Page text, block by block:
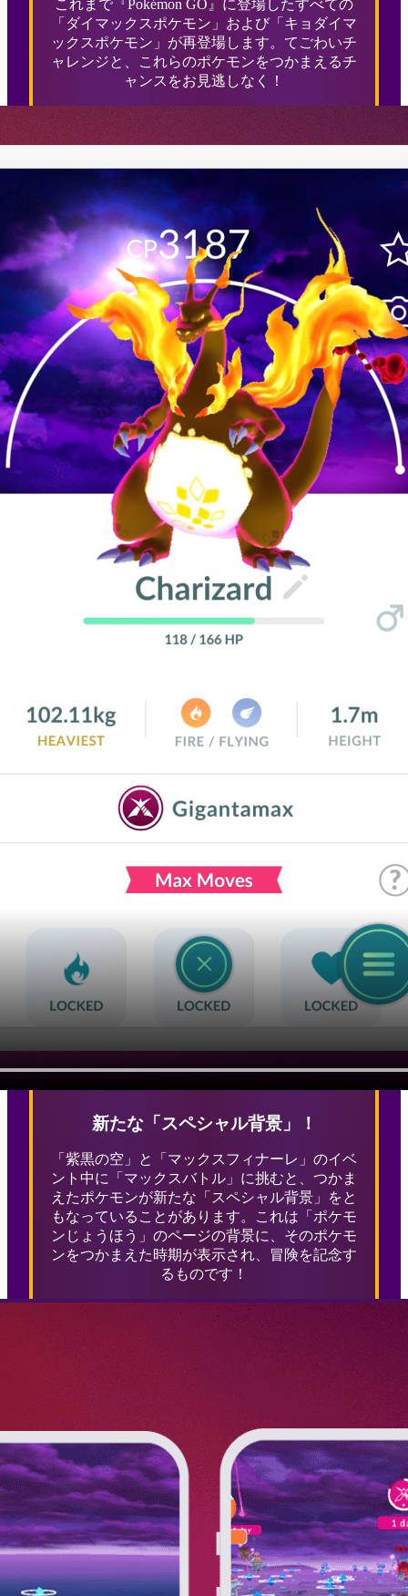
これまで『Pokémon GO』に登場したすべての
「ダイマックスポケモン」および「キョダイマ
ックスポケモン」が再登場します。てごわいチ
ャレンジと、これらのポケモンをつかまえるチ
ャンスをお見逃しなく！
新たな「スペシャル背景」！
「紫黒の空」と「マックスフィナーレ」のイベ
ント中に「マックスバトル」に挑むと、つかま
えたポケモンが新たな「スペシャル背景」をと
もなっていることがあります。これは「ポケモ
ンじょうほう」のページの背景に、そのポケモ
ンをつかまえた時期が表示され、冒険を記念す
るものです！